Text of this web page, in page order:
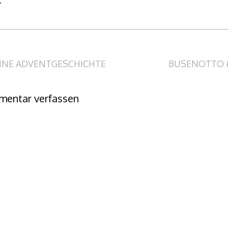
ADVENTGESCHICHTE BUSENOTTO
verfassen